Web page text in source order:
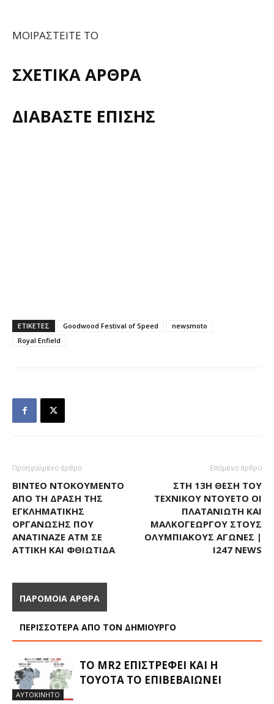
ΜΟΙΡΑΣΤΕΙΤΕ ΤΟ
ΣΧΕΤΙΚΑ ΑΡΘΡΑ
ΔΙΑΒΑΣΤΕ ΕΠΙΣΗΣ
ΕΤΙΚΕΤΕΣ Goodwood Festival of Speed
newsmoto
Royal Enfield
Προηγούμενο άρθρο
ΒΊΝΤΕΟ ΝΤΟΚΟΥΜΈΝΤΟ
ΑΠΌ ΤΗ ΔΡΆΣΗ ΤΗΣ
ΕΓΚΛΗΜΑΤΙΚΉΣ
ΟΡΓΆΝΩΣΗΣ ΠΟΥ
ΑΝΑΤΊΝΑΖΕ ΑΤΜ ΣΕ
ΑΤΤΙΚΉ ΚΑΙ ΦΘΙΏΤΙΔΑ
Επόμενο άρθρο
ΣΤΗ 13Η ΘΈΣΗ ΤΟΥ
ΤΕΧΝΙΚΟΎ ΝΤΟΥΈΤΟ ΟΙ
ΠΛΑΤΑΝΙΏΤΗ ΚΑΙ
ΜΑΛΚΟΓΕΏΡΓΟΥ ΣΤΟΥΣ
ΟΛΥΜΠΙΑΚΟΎΣ ΑΓΏΝΕΣ |
I247 NEWS
ΠΑΡΟΜΟΙΑ ΑΡΘΡΑ
ΠΕΡΙΣΣΟΤΕΡΑ ΑΠΟ ΤΟΝ ΔΗΜΙΟΥΡΓΟ
ΑΥΤΟΚΙΝΗΤΟ
ΤΟ MR2 ΕΠΙΣΤΡΈΦΕΙ ΚΑΙ Η
TOYOTA ΤΟ ΕΠΙΒΕΒΑΙΏΝΕΙ